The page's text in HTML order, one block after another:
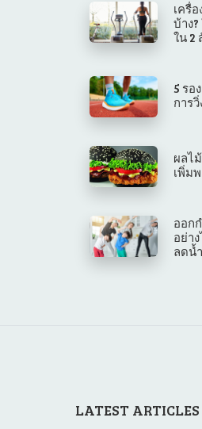
เครื่
บ้าง
ใน 2
5 รอ
การวิ่
ผลไ
เพิ่ม
ออก
อย่า
ลดน้
LATEST ARTICLES